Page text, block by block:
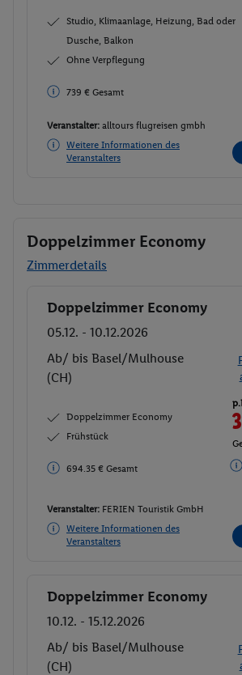
Studio, Klimaanlage, Heizung, Bad oder
Dusche, Balkon
Ohne Verpflegung
739 € Gesamt
Veranstalter: alltours flugreisen gmbh
Weitere Informationen des
Veranstalters
Doppelzimmer Economy
Zimmerdetails
Buchen
Doppelzimmer Economy
05.12. - 10.12.2026
Ab/ bis Basel/Mulhouse
(CH)
Doppelzimmer Economy
Frühstück
694.35 € Gesamt
Veranstalter: FERIEN Touristik GmbH
Weitere Informationen des
Veranstalters
Buchen
Doppelzimmer Economy
10.12. - 15.12.2026
Ab/ bis Basel/Mulhouse
(CH)